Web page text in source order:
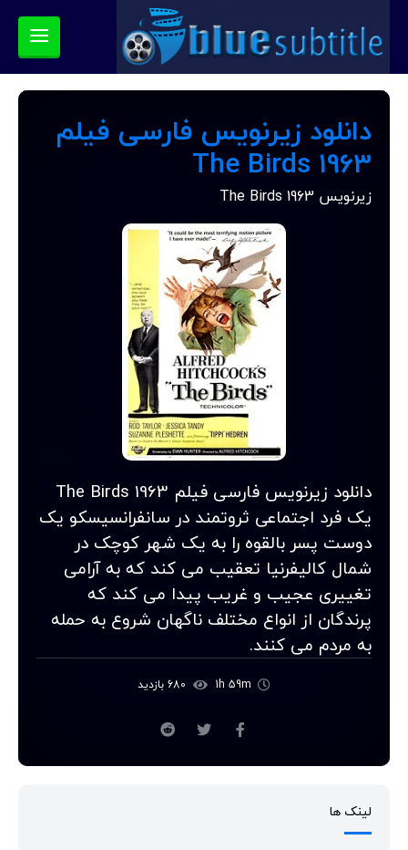
دانلود زیرنویس فارسی فیلم
The Birds 1963
زیرنویس The Birds 1963
دانلود زیرنویس فارسی فیلم The Birds 1963
یک فرد اجتماعی ثروتمند در سانفرانسیسکو یک
دوست پسر بالقوه را به یک شهر کوچک در
شمال کالیفرنیا تعقیب می کند که به آرامی
تغییری عجیب و غریب پیدا می کند که
پرندگان از انواع مختلف ناگهان شروع به حمله
به مردم می کنند.
لینک ها